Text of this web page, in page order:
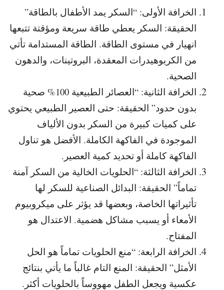
الخرافة الأولى: “السكر يمد الأطفال بالطاقة”
الحقيقة: السكر يعطي طاقة سريعة ومؤقتة تتبعها
انهيار في مستوى الطاقة. الطاقة المستدامة تأتي
من الكربوهيدرات المعقدة، البروتينات، والدهون
الصحية.
الخرافة الثانية: “العصائر الطبيعية 100% صحية
بدون حدود” الحقيقة: حتى العصير الطبيعي يحتوي
على كميات كبيرة من السكر بدون الألياف
الموجودة في الفاكهة الكاملة. الأفضل هو تناول
الفاكهة كاملة أو تحديد كمية العصير.
الخرافة الثالثة: “الحلويات الخالية من السكر آمنة
تماماً” الحقيقة: البدائل الصناعية للسكر لها
تأثيراتها الخاصة، وبعضها قد يؤثر على ميكروبيوم
الأمعاء أو يسبب مشاكل هضمية. الاعتدال هو
المفتاح.
الخرافة الرابعة: “منع الحلويات تماماً هو الحل
الأمثل” الحقيقة: المنع التام غالباً ما يأتي بنتائج
عكسية ويجعل الطفل مهووساً بالحلويات أكثر.